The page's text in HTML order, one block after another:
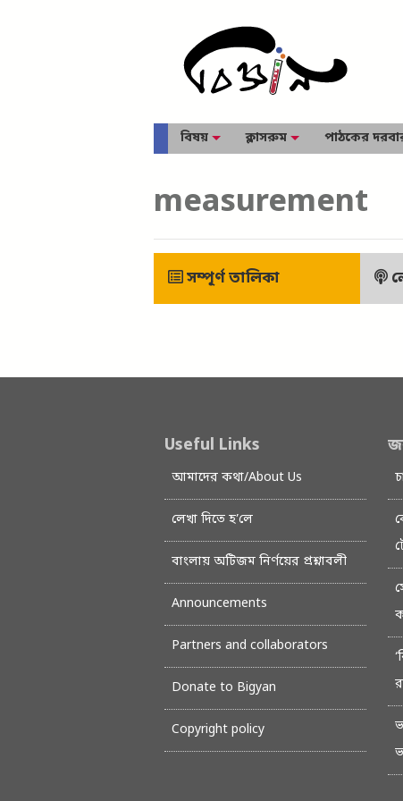
বিষয় ক্লাসরুম পাঠকের
measurement
সম্পূর্ণ তালিকা
Useful Links
আমাদের কথা/About Us
লেখা দিতে হ’লে
বাংলায় অটিজম নির্ণয়ের প্রশ্নাবলী
Announcements
Partners and collaborators
Donate to Bigyan
Copyright policy